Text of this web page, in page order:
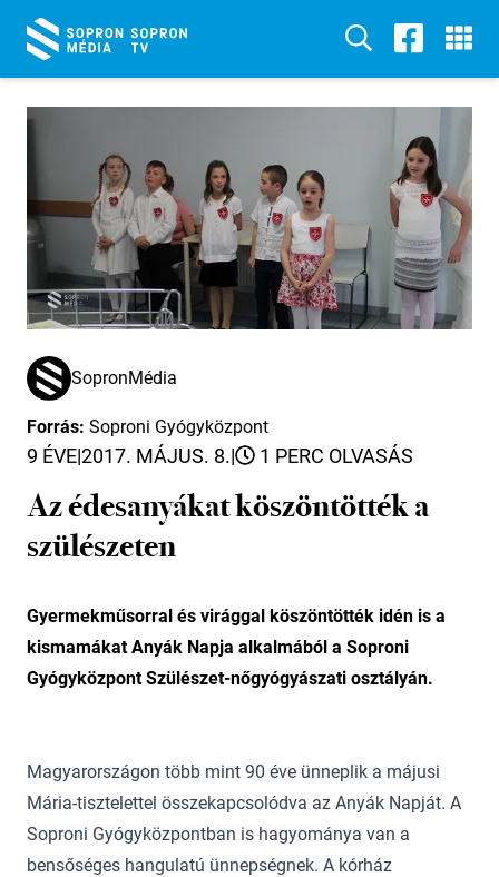
SopronMédia
Forrás: Soproni Gyógyközpont
9 ÉVE|2017. MÁJUS. 8.| 1 PERC OLVASÁS
Az édesanyákat köszöntötték a
szülészeten
Gyermekműsorral és virággal köszöntötték idén is a
kismamákat Anyák Napja alkalmából a Soproni
Gyógyközpont Szülészet-nőgyógyászati osztályán.
Magyarországon több mint 90 éve ünneplik a májusi
Mária-tisztelettel összekapcsolódva az Anyák Napját. A
Soproni Gyógyközpontban is hagyománya van a
bensőséges hangulatú ünnepségnek. A kórház